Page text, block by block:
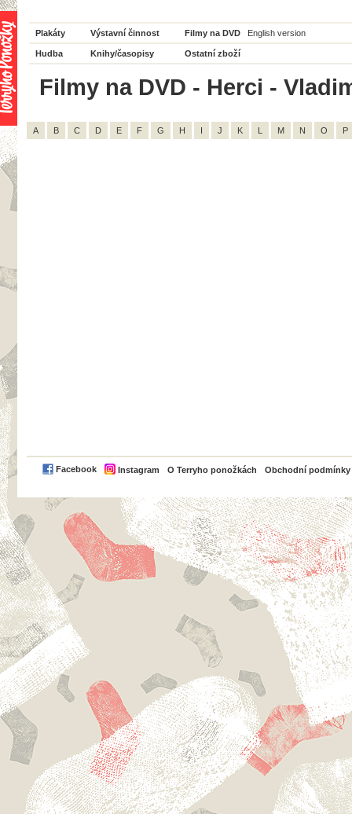
Plakáty Výstavní činnost Filmy na DVD English version
Hudba Knihy/časopisy Ostatní zboží
Filmy na DVD - Herci -
A B C D E F G H I J K L M N O P
Facebook Instagram O Terryho ponožkách Obchodní podmínky
PayPal